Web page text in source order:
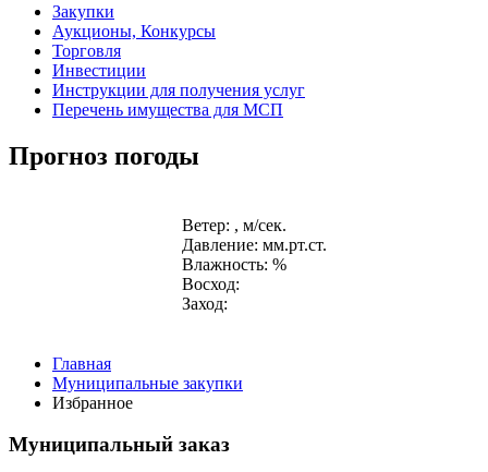
Закупки
Аукционы, Конкурсы
Торговля
Инвестиции
Инструкции для получения услуг
Перечень имущества для МСП
Прогноз погоды
Ветер: , м/сек.
Давление: мм.рт.ст.
Влажность: %
Восход:
Заход:
Главная
Муниципальные закупки
Избранное
Муниципальный заказ